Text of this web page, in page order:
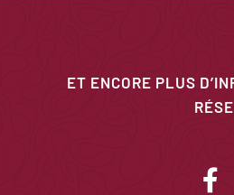
ET ENCORE PLUS